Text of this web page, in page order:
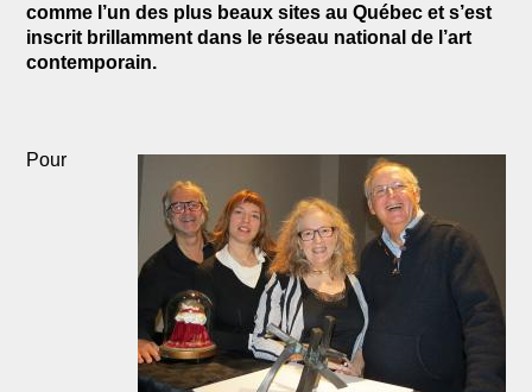
comme l’un des plus beaux sites au Québec et s’est
inscrit brillamment dans le réseau national de l’art
contemporain.
Pour